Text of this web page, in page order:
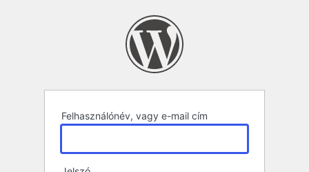
Felhasználónév, vagy e-mail cím